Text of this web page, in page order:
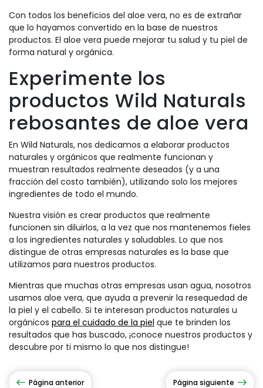
Con todos los beneficios del aloe vera, no es de extrañar
que lo hayamos convertido en la base de nuestros
productos. El aloe vera puede mejorar tu salud y tu piel de
forma natural y orgánica.
Experimente los
productos Wild Naturals
rebosantes de aloe vera
En Wild Naturals, nos dedicamos a elaborar productos
naturales y orgánicos que realmente funcionan y
muestran resultados realmente deseados (y a una
fracción del costo también), utilizando solo los mejores
ingredientes de todo el mundo.
Nuestra visión es crear productos que realmente
funcionen sin diluirlos, a la vez que nos mantenemos fieles
a los ingredientes naturales y saludables. Lo que nos
distingue de otras empresas naturales es la base que
utilizamos para nuestros productos.
Mientras que muchas otras empresas usan agua, nosotros
usamos aloe vera, que ayuda a prevenir la resequedad de
la piel y el cabello. Si te interesan productos naturales u
orgánicos para el cuidado de la piel que te brinden los
resultados que has buscado, ¡conoce nuestros productos y
descubre por ti mismo lo que nos distingue!
Página anterior Página siguiente